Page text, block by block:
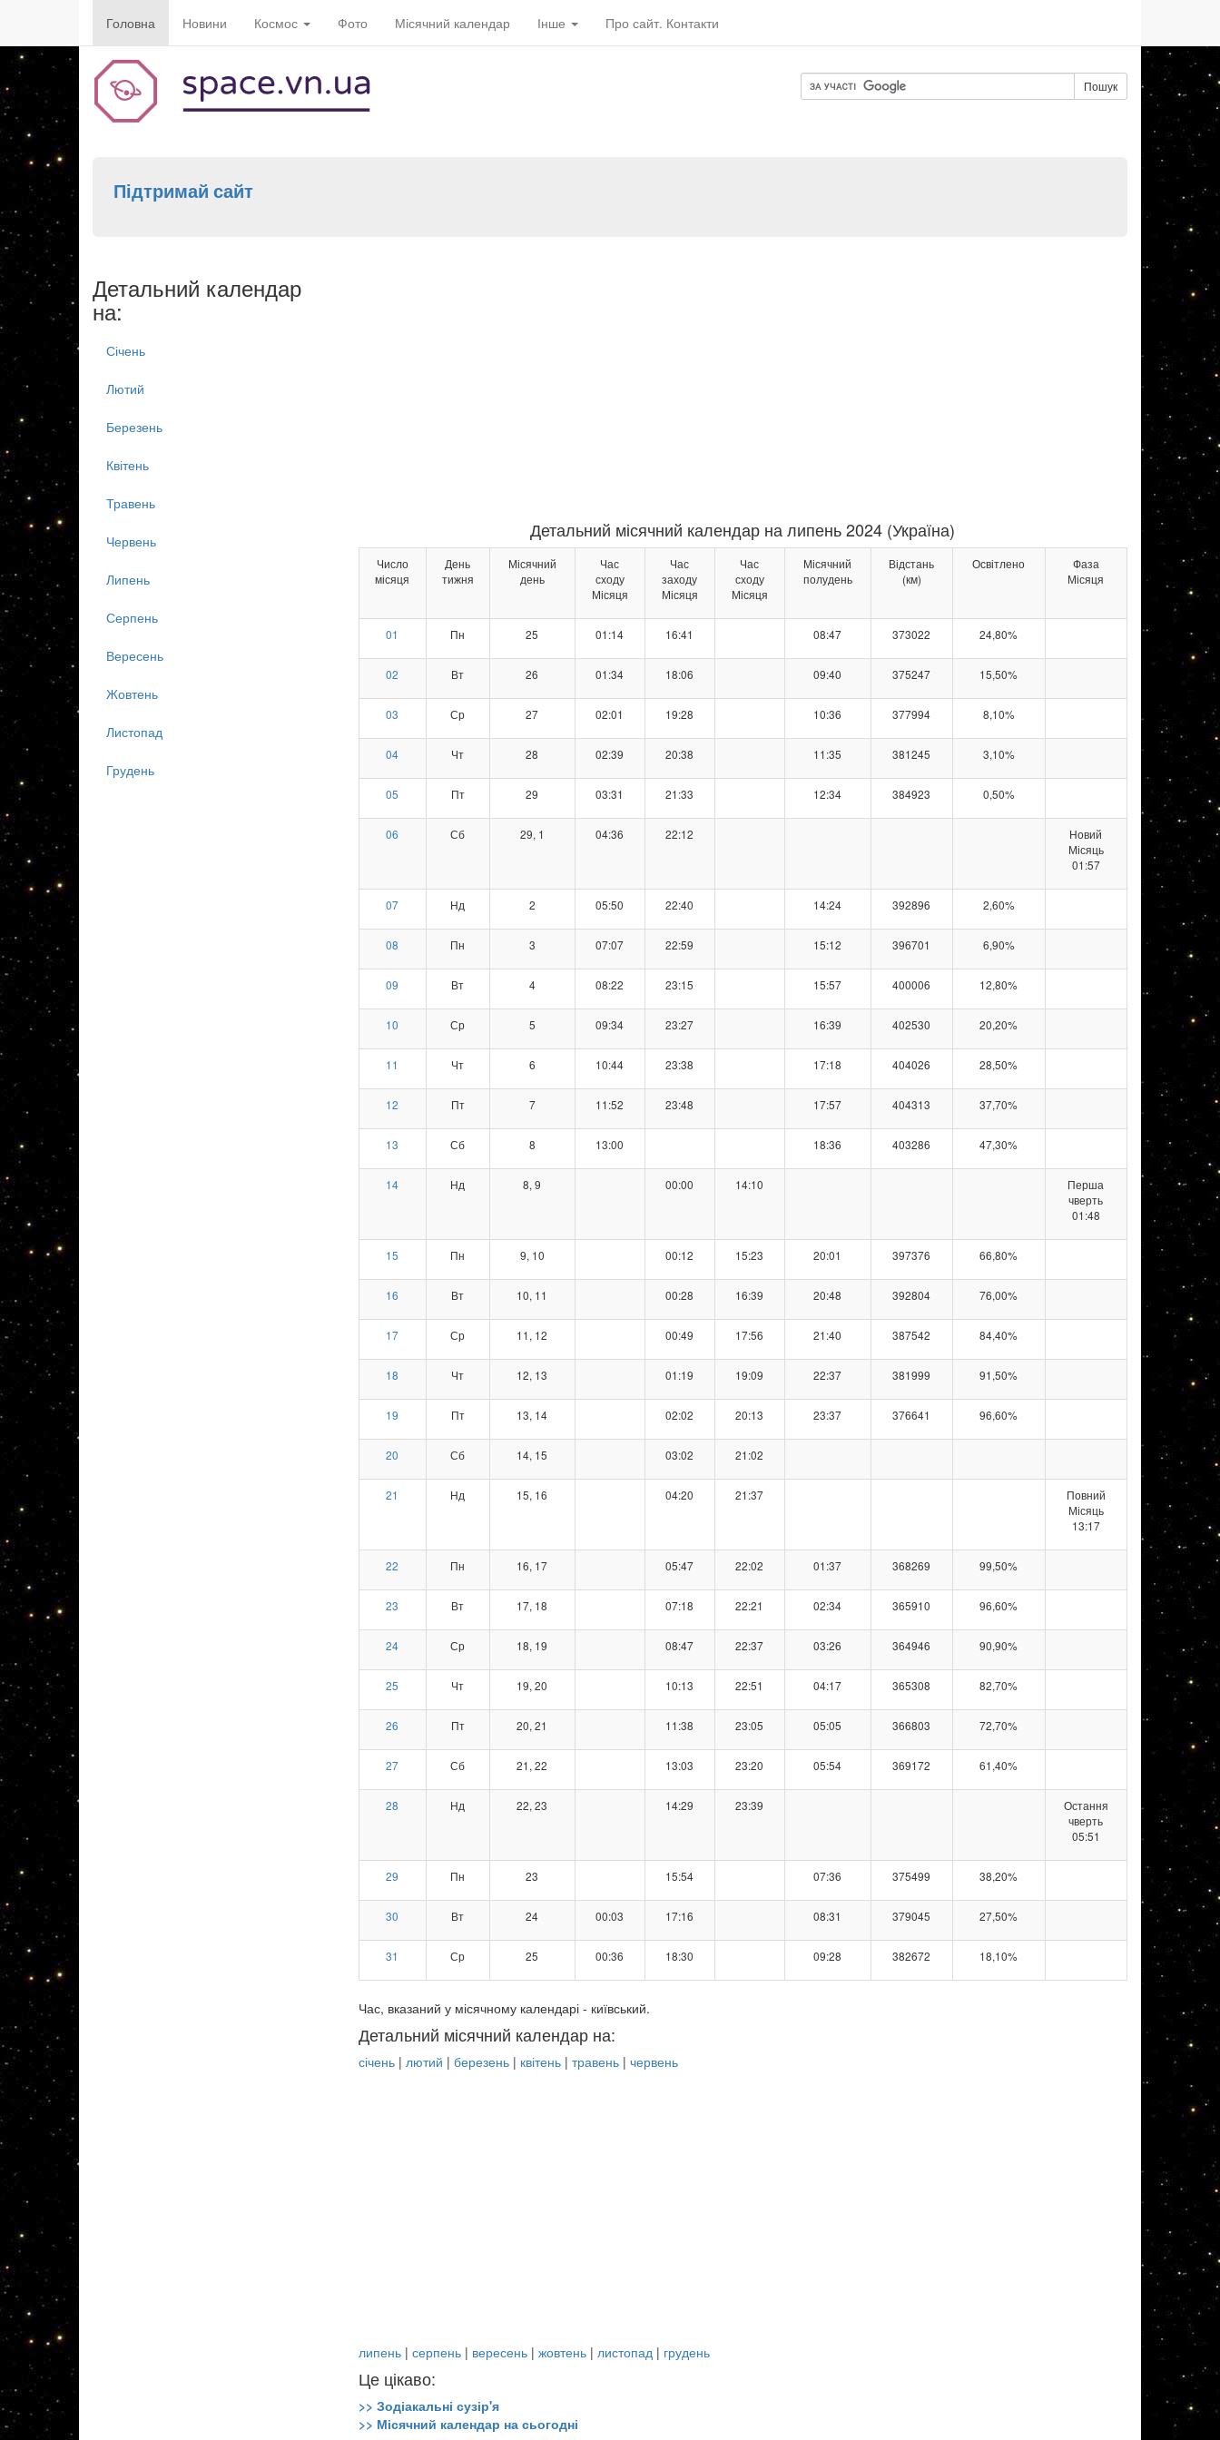
Головна Новини Космос Фото Місячний календар Інше Про сайт. Контакти
Пошук
Підтримай сайт
Детальний місячний календар на липень 2024 (Україна)
Число
місяця
День
тижня
Місячний
день
Час
сходу
Місяця
Час
заходу
Місяця
Час
сходу
Місяця
Місячний
полудень
Відстань
(км)
Освітлено
Фаза
Місяця
01 Пн 25 01:14 16:41 08:47 373022 24,80%
02 Вт 26 01:34 18:06 09:40 375247 15,50%
03 Ср 27 02:01 19:28 10:36 377994 8,10%
04 Чт 28 02:39 20:38 11:35 381245 3,10%
05 Пт 29 03:31 21:33 12:34 384923 0,50%
06 Сб 29, 1 04:36 22:12
Новий
Місяць
01:57
07 Нд 2 05:50 22:40 14:24 392896 2,60%
08 Пн 3 07:07 22:59 15:12 396701 6,90%
09 Вт 4 08:22 23:15 15:57 400006 12,80%
10 Ср 5 09:34 23:27 16:39 402530 20,20%
11 Чт 6 10:44 23:38 17:18 404026 28,50%
12 Пт 7 11:52 23:48 17:57 404313 37,70%
13 Сб 8 13:00 18:36 403286 47,30%
14 Нд 8, 9 00:00 14:10
Перша
чверть
01:48
15 Пн 9, 10 00:12 15:23 20:01 397376 66,80%
16 Вт 10, 11 00:28 16:39 20:48 392804 76,00%
17 Ср 11, 12 00:49 17:56 21:40 387542 84,40%
18 Чт 12, 13 01:19 19:09 22:37 381999 91,50%
19 Пт 13, 14 02:02 20:13 23:37 376641 96,60%
20 Сб 14, 15 03:02 21:02
21 Нд 15, 16 04:20 21:37
Повний
Місяць
13:17
22 Пн 16, 17 05:47 22:02 01:37 368269 99,50%
23 Вт 17, 18 07:18 22:21 02:34 365910 96,60%
24 Ср 18, 19 08:47 22:37 03:26 364946 90,90%
25 Чт 19, 20 10:13 22:51 04:17 365308 82,70%
26 Пт 20, 21 11:38 23:05 05:05 366803 72,70%
27 Сб 21, 22 13:03 23:20 05:54 369172 61,40%
28 Нд 22, 23 14:29 23:39
Остання
чверть
05:51
29 Пн 23 15:54 07:36 375499 38,20%
30 Вт 24 00:03 17:16 08:31 379045 27,50%
31 Ср 25 00:36 18:30 09:28 382672 18,10%
Час, вказаний у місячному календарі - київський.
Детальний місячний календар на:
січень| лютий | березень| квітень| травень| червень
липень| серпень| вересень| жовтень| листопад| грудень
Це цікаво:
>> Зодіакальні сузір'я
>> Місячний календар на сьогодні
Детальний календар
на:
Січень
Лютий
Березень
Квітень
Травень
Червень
Липень
Серпень
Вересень
Жовтень
Листопад
Грудень